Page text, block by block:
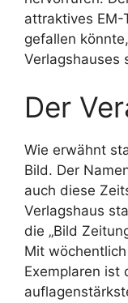
attraktives EM-
gefallen
Verlagshauses
Der
Wie erwähnt
Bild. Der
auch diese
Verlagshaus
die „Bild
Mit
Exemplaren ist